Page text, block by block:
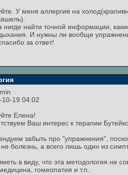
У меня аллергия на
нигде найти точной информации,
И нужны ли вообще
за ответ!
19 04:02
Елена!
Ваш интерес к терапии
забыть про "упражнения",
болезнь, а всего лишь один из
в виду, что эта методология не
гомеопатия и т.п.